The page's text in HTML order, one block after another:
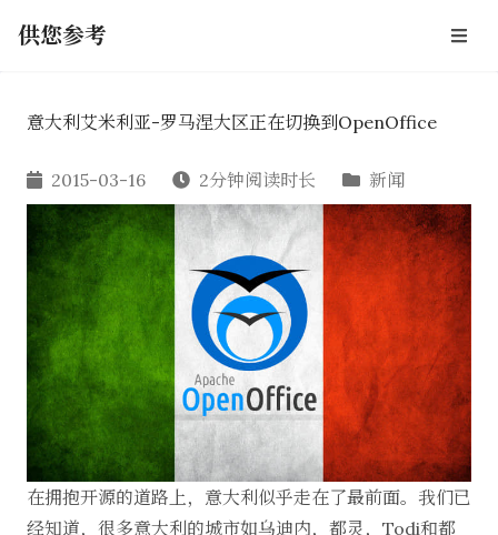
供您参考
意大利艾米利亚-罗马涅大区正在切换到OpenOffice
2015-03-16 2分钟阅读时长 新闻
在拥抱开源的道路上，意大利似乎走在了最前面。我们已
经知道，很多意大利的城市如乌迪内， 都灵 ， Todi和都